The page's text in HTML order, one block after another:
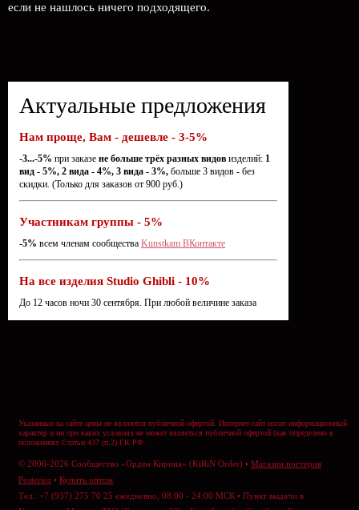
если не нашлось ничего подходящего.
Актуальные предложения
Нам проще, Вам - дешевле - 3-5%
-3...-5% при заказе не больше трёх разных видов изделий: 1
вид - 5%, 2 вида - 4%, 3 вида - 3%, больше 3 видов - без
скидки. (Только для заказов от 900 руб.)
Участникам группы - 5%
-5% всем членам сообщества Kunstkam ВКонтакте
На все изделия Studio Ghibli - 10%
До 12 часов ночи 30 сентября. При любой величине заказа
Указанные на сайте цены не являются публичной офертой. Интернет-сайт носит информационный
характер и ни при каких условиях не может являеться публичной офертой (как определено в
положениях Статьи 437 (п.2) ГК РФ.
© 2006-2026 Сообщество «Орден Кирина» (KiRiN Order) • Магазин постеров
Posterior • Купить оптом
Тел.: +7 (937) 275 70 25 ежедневно, 08:00 - 24:00 МСК • Пункт выдачи в